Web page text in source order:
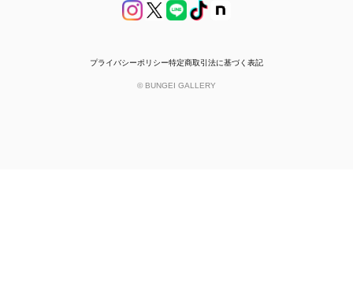
プライバシーポリシー特定商取引法に基づく表記
© BUNGEI GALLERY